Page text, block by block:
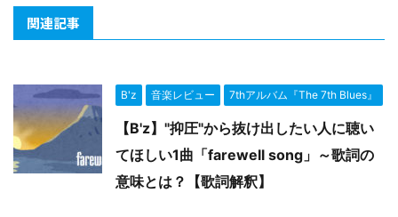
関連記事
B'z 音楽レビュー 7thアルバム『The 7th Blues』
【B'z】"抑圧"から抜け出したい人に聴い
てほしい1曲「farewell song」～歌詞の
意味とは？【歌詞解釈】